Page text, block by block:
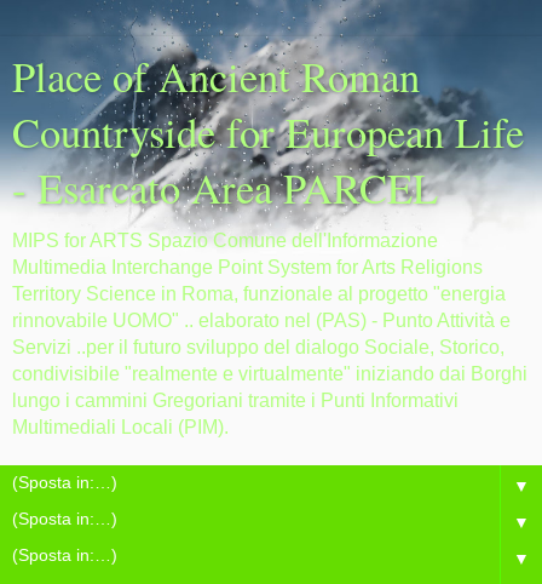
Place of Ancient Roman
Countryside for European Life
- Esarcato Area PARCEL
MIPS for ARTS Spazio Comune dell'Informazione
Multimedia Interchange Point System for Arts Religions
Territory Science in Roma, funzionale al progetto "energia
rinnovabile UOMO" .. elaborato nel (PAS) - Punto Attività e
Servizi ..per il futuro sviluppo del dialogo Sociale, Storico,
condivisibile "realmente e virtualmente" iniziando dai Borghi
lungo i cammini Gregoriani tramite i Punti Informativi
Multimediali Locali (PIM).
▼
▼
▼